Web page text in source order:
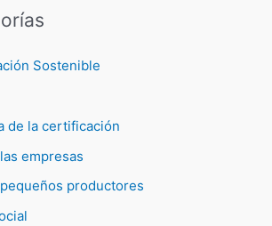
Sostenible
de la certificación
empresas
productores